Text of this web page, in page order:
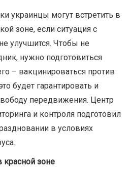
украинцы могут встретить в
зоне, если ситуация с
улучшится. Чтобы не
нужно подготовиться
– вакцинироваться против
будет гарантировать и
передвижения. Центр
и контроля подготовил
в условиях
красной зоне